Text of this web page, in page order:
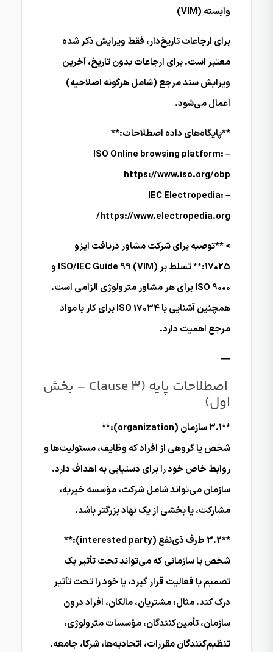
وابسته (VIM)
برای ارجاعات تاریخ‌دار، فقط ویرایش ذکر شده
معتبر است. برای ارجاعات بدون تاریخ، آخرین
ویرایش سند مرجع (شامل هرگونه اصلاحیه)
اعمال می‌شود.
**پایگاه‌های داده اصطلاحات:**
– ISO Online browsing platform:
https://www.iso.org/obp
– IEC Electropedia:
https://www.electropedia.org/
> **توصیه برای شرکت مشاور دریافت ایزو
17025:** تسلط بر ISO/IEC Guide 99 (VIM) و
ISO 9000 برای هر مشاور مترولوژی الزامی است.
همچنین آشنایی با ISO 17034 برای کار با مواد
مرجع اهمیت دارد.
—
اصطلاحات پایه (Clause 3 – بخش
اول)
**3.1 سازمان (organization):**
شخص یا گروهی از افراد که وظایف، مسئولیت‌ها و
روابط خاص خود را برای دستیابی به اهداف دارد.
سازمان می‌تواند شامل شرکت، مؤسسه خیریه،
مشارکت، یا بخشی از یک نهاد بزرگتر باشد.
**3.2 طرف ذی‌نفع (interested party):**
شخص یا سازمانی که می‌تواند تحت تأثیر یک
تصمیم یا فعالیت قرار گیرد، یا خود را تحت تأثیر
درک کند. مثال: مشتریان، مالکان، افراد درون
سازمان، تأمین‌کنندگان، مؤسسات مترولوژی،
تنظیم‌کنندگان مقررات، اتحادیه‌ها، شرکا، جامعه.